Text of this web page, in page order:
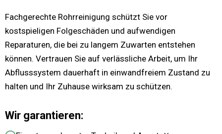
Fachgerechte Rohrreinigung schützt Sie vor
kostspieligen Folgeschäden und aufwendigen
Reparaturen, die bei zu langem Zuwarten entstehen
können. Vertrauen Sie auf verlässliche Arbeit, um Ihr
Abflusssystem dauerhaft in einwandfreiem Zustand zu
halten und Ihr Zuhause wirksam zu schützen.
Wir garantieren: